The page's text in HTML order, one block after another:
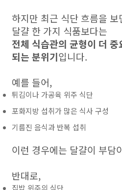
하지만 최근 식단 흐름을 보
달걀 한 가지 식품보다는
전체 식습관의 균형이 더
되는 분위기입니다.
예를 들어,
튀김이나 가공육 위주 식단
포화지방 섭취가 많은 식사 구성
기름진 음식과 반복 섭취
이런 경우에는 달걀이 부담
반대로,
집밥 위주의 식단